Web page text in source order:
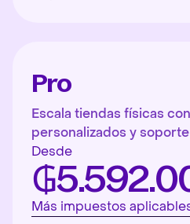
Pro
Escala tiendas físicas
personalizados y
Desde
Más impuestos